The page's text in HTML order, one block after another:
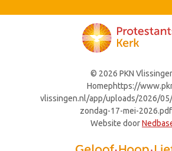
© 2026 PKN
Homephttps://
vlissingen.nl/app/uploads/2026/
zondag-17-mei-
Website door